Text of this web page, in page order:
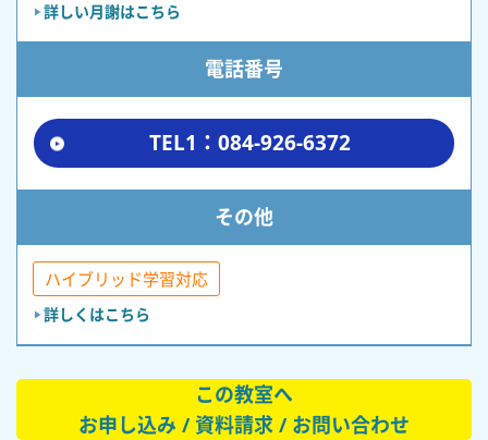
詳しい月謝はこちら
電話番号
TEL1：084-926-6372
その他
ハイブリッド学習対応
詳しくはこちら
この教室へ
お申し込み / 資料請求 / お問い合わせ